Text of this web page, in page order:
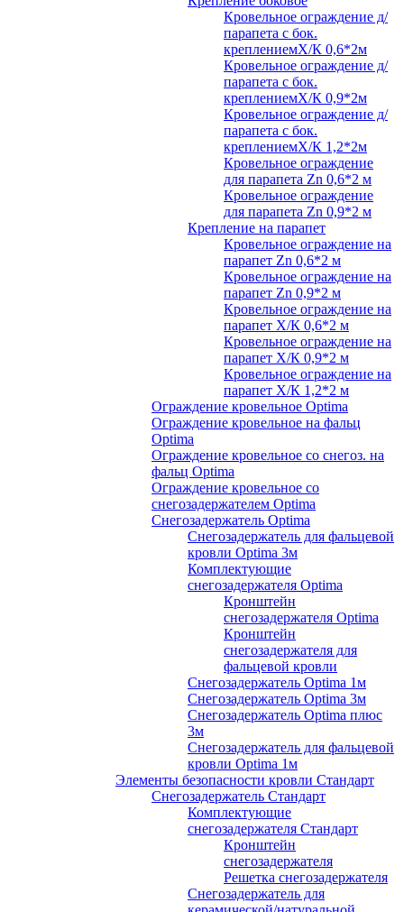
Кровельное ограждение д/
парапета с бок.
креплениемХ/К 0,6*2м
Кровельное ограждение д/
парапета с бок.
креплениемХ/К 0,9*2м
Кровельное ограждение д/
парапета с бок.
креплениемХ/К 1,2*2м
Кровельное ограждение
для парапета Zn 0,6*2 м
Кровельное ограждение
для парапета Zn 0,9*2 м
Крепление на парапет
Кровельное ограждение на
парапет Zn 0,6*2 м
Кровельное ограждение на
парапет Zn 0,9*2 м
Кровельное ограждение на
парапет Х/К 0,6*2 м
Кровельное ограждение на
парапет Х/К 0,9*2 м
Кровельное ограждение на
парапет Х/К 1,2*2 м
Ограждение кровельное Optima
Ограждение кровельное на фальц
Optima
Ограждение кровельное со снегоз. на
фальц Optima
Ограждение кровельное со
снегозадержателем Optima
Снегозадержатель Optima
Снегозадержатель для фальцевой
кровли Optima 3м
Комплектующие
снегозадержателя Optima
Кронштейн
снегозадержателя Optima
Кронштейн
снегозадержателя для
фальцевой кровли
Снегозадержатель Optima 1м
Снегозадержатель Optima 3м
Снегозадержатель Optima плюс
3м
Снегозадержатель для фальцевой
кровли Optima 1м
Элементы безопасности кровли Стандарт
Снегозадержатель Стандарт
Комплектующие
снегозадержателя Стандарт
Кронштейн
снегозадержателя
Решетка снегозадержателя
Снегозадержатель для